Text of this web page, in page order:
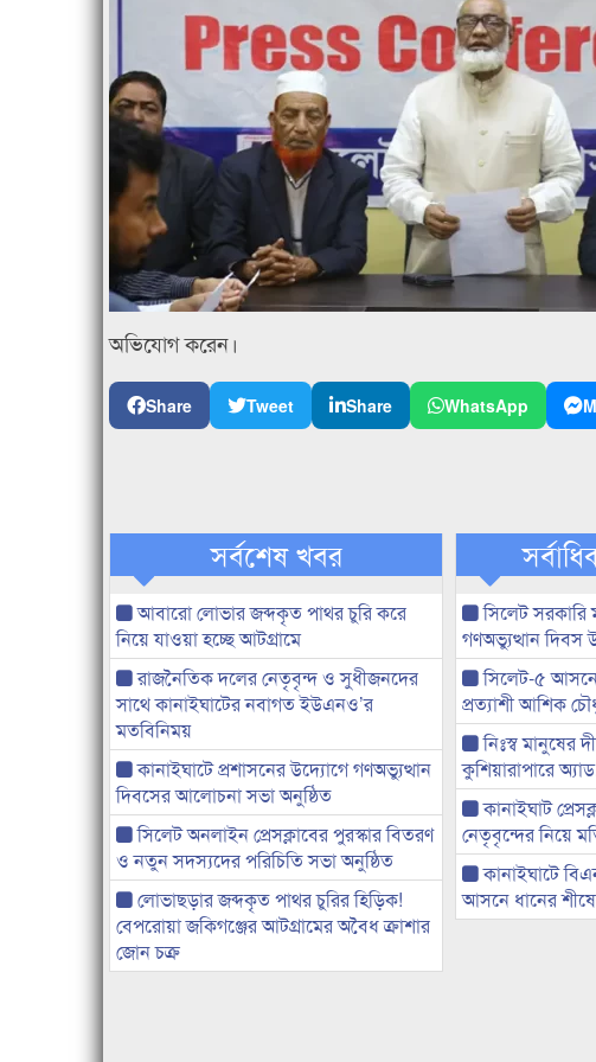
অভিযোগ করেন।
Share Tweet Share WhatsApp
সর্বশেষ খবর
আবারো লোভার জব্দকৃত পাথর চুরি করে
নিয়ে যাওয়া হচ্ছে আটগ্রামে
রাজনৈতিক দলের নেতৃবৃন্দ ও সুধীজনদের
সাথে কানাইঘাটের নবাগত ইউএনও’র
মতবিনিময়
কানাইঘাটে প্রশাসনের উদ্যোগে গণঅভ্যুত্থান
দিবসের আলোচনা সভা অনুষ্ঠিত
সিলেট অনলাইন প্রেসক্লাবের পুরস্কার বিতরণ
ও নতুন সদস্যদের পরিচিতি সভা অনুষ্ঠিত
লোভাছড়ার জব্দকৃত পাথর চুরির হিড়িক!
বেপরোয়া জকিগঞ্জের আটগ্রামের অবৈধ ক্রাশার
জোন চক্র
সিলেট
গণঅভ্যুত্থান
সিলেট-৫
প্রত্যাশী আশিক
নিঃস্ব মানুষের
কুশিয়ারাপারে
কানাইঘাট
নেতৃবৃন্দের নিয়ে
কানাইঘাটে
আসনে ধানের শীষের